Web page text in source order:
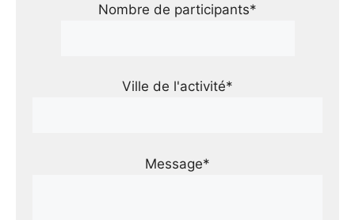
Nombre de participants*
Ville de l'activité*
Message*